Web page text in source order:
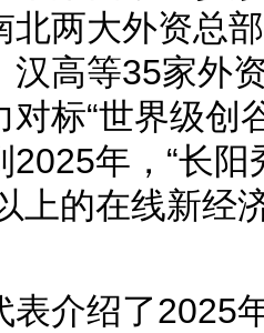
北两大外资总
汉高等35家外
标“世界级创
年，“长
上的在线新经
表介绍了2025